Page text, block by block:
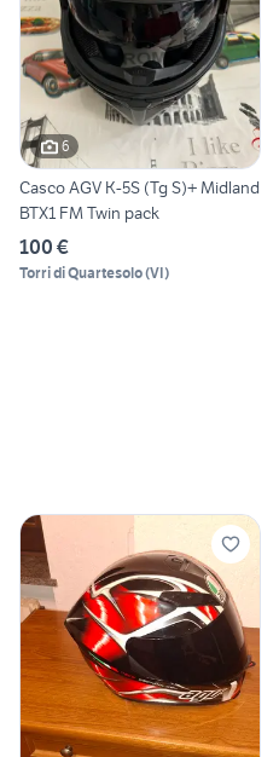
6
Casco AGV K-5S (Tg S)+ Midland
BTX1 FM Twin pack
100 €
Torri di Quartesolo(VI)